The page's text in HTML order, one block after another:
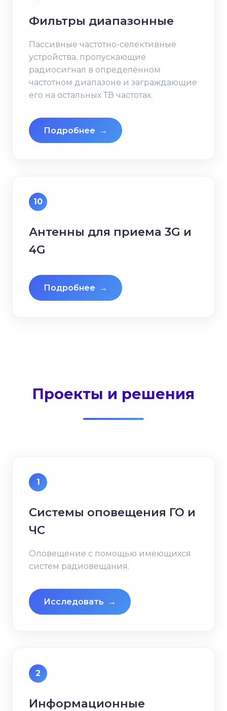
Фильтры диапазонные
Пассивные частотно-селективные
устройства, пропускающие
радиосигнал в определённом
частотном диапазоне и заграждающие
его на остальных ТВ частотах.
Подробнее →
10
Антенны для приема 3G и
4G
Подробнее →
Проекты и решения
1
Системы оповещения ГО и
ЧС
Оповещение с помощью имеющихся
систем радиовещания.
Исследовать →
2
Информационные